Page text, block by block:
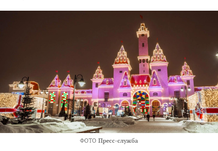
ФОТО Пресс-служба